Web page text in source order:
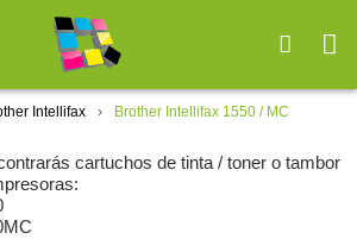
Intellifax Brother Intellifax 1550 / MC
cartuchos de tinta / toner o tambor